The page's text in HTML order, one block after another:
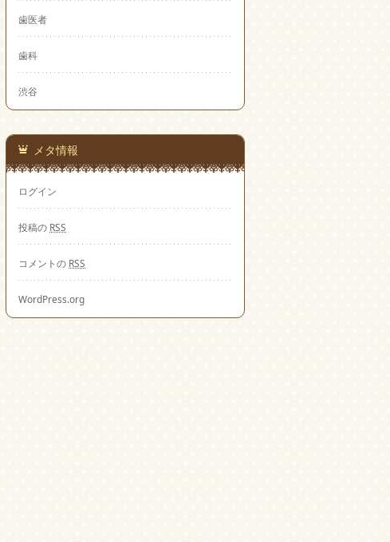
歯医者
歯科
渋谷
メタ情報
ログイン
投稿の RSS
コメントの RSS
WordPress.org